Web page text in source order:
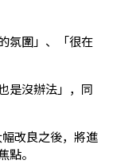
氛圍」、「很在
是沒辦法」，同
改良之後，將進
。